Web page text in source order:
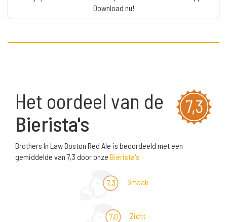
Download nu!
7,3
Het oordeel van de
Bierista's
Brothers In Law Boston Red Ale is beoordeeld met een
gemiddelde van 7,3 door onze Bierista's
7,3 Smaak
7,0 Zicht